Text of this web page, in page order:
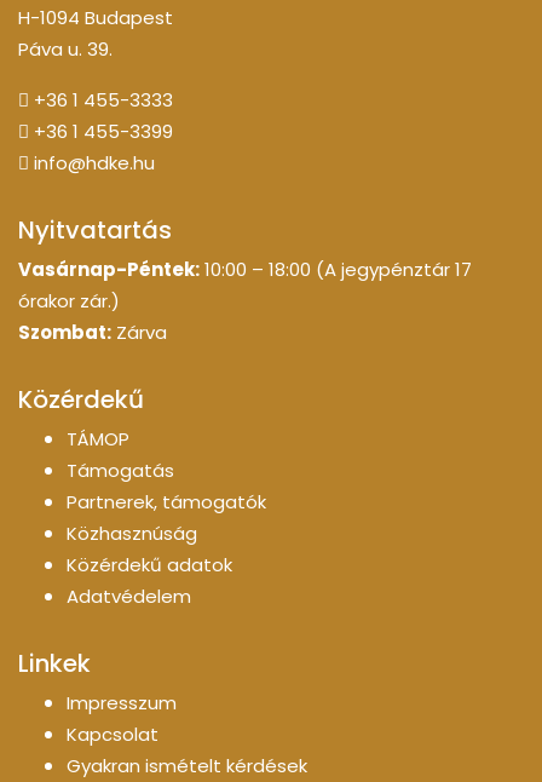
H-1094 Budapest
Páva u. 39.
+36 1 455-3333
+36 1 455-3399
info@hdke.hu
Nyitvatartás
Vasárnap-Péntek:10:00 – 18:00 (A jegypénztár 17
órakor zár.)
Szombat: Zárva
Közérdekű
TÁMOP
Támogatás
Partnerek, támogatók
Közhasznúság
Közérdekű adatok
Adatvédelem
Linkek
Impresszum
Kapcsolat
Gyakran ismételt kérdések